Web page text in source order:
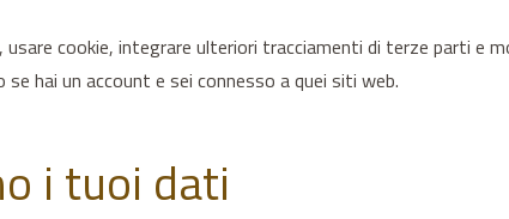
cookie, integrare ulteriori tracciamenti di terze parti e
hai un account e sei connesso a quei siti web.
i tuoi dati